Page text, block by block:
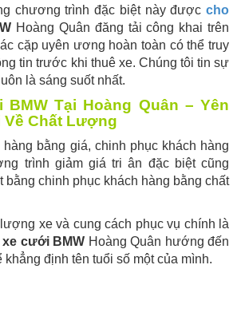
chương trình đặc biệt này được cho
Hoàng Quân đăng tải công khai trên
cặp uyên ương hoàn toàn có thể truy
tin trước khi thuê xe. Chúng tôi tin sự
là sáng suốt nhất.
BMW Tại Hoàng Quân – Yên
Về Chất Lượng
bằng giá, chinh phục khách hàng
trình giảm giá tri ân đặc biệt cũng
bằng chinh phục khách hàng bằng chất
xe và cung cách phục vụ chính là
cưới BMW Hoàng Quân hướng đến
định tên tuổi số một của mình.